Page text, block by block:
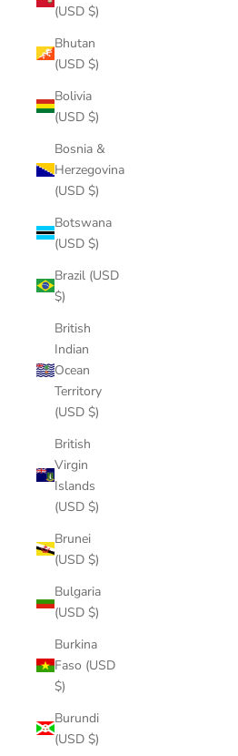
(USD $)
Bhutan
(USD $)
Bolivia
(USD $)
Bosnia &
Herzegovina
(USD $)
Botswana
(USD $)
Brazil (USD
$)
British
Indian
Ocean
Territory
(USD $)
British
Virgin
Islands
(USD $)
Brunei
(USD $)
Bulgaria
(USD $)
Burkina
Faso (USD
$)
Burundi
(USD $)